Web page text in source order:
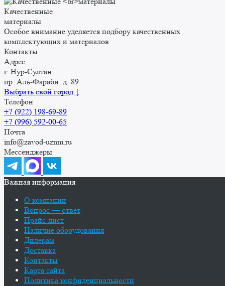
Качественные
материалы
Особое внимание уделяется подбору качественных
комплектующих и материалов
Контакты
Адрес
г. Нур-Cултан
пр. Аль-Фараби, д. 89
Выбрать свой город ↓
Телефон
+7 (922) 198-69-89
+7 (996) 592-00-65
Почта
info@zavod-uznm.ru
Мессенджеры
Важная информация
О компании
Вопрос — ответ
Прайс-лист
Наличие оборудования
Дилерам
Доставка
Контакты
Карта сайта
Политика конфиденциальности